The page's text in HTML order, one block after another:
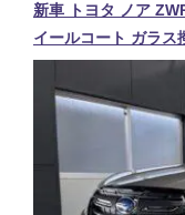
新車 トヨタ ノア
イールコート ガラス